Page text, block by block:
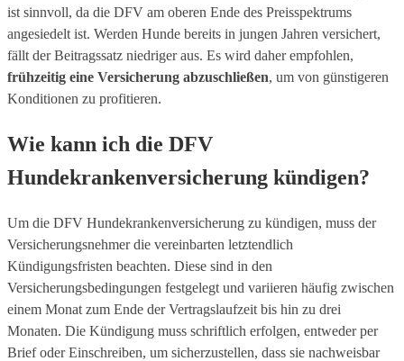
ist sinnvoll, da die DFV am oberen Ende des Preisspektrums
angesiedelt ist. Werden Hunde bereits in jungen Jahren versichert,
fällt der Beitragssatz niedriger aus. Es wird daher empfohlen,
frühzeitig eine Versicherung abzuschließen, um von günstigeren
Konditionen zu profitieren.
Wie kann ich die DFV
Hundekrankenversicherung kündigen?
Um die DFV Hundekrankenversicherung zu kündigen, muss der
Versicherungsnehmer die vereinbarten letztendlich
Kündigungsfristen beachten. Diese sind in den
Versicherungsbedingungen festgelegt und variieren häufig zwischen
einem Monat zum Ende der Vertragslaufzeit bis hin zu drei
Monaten. Die Kündigung muss schriftlich erfolgen, entweder per
Brief oder Einschreiben, um sicherzustellen, dass sie nachweisbar